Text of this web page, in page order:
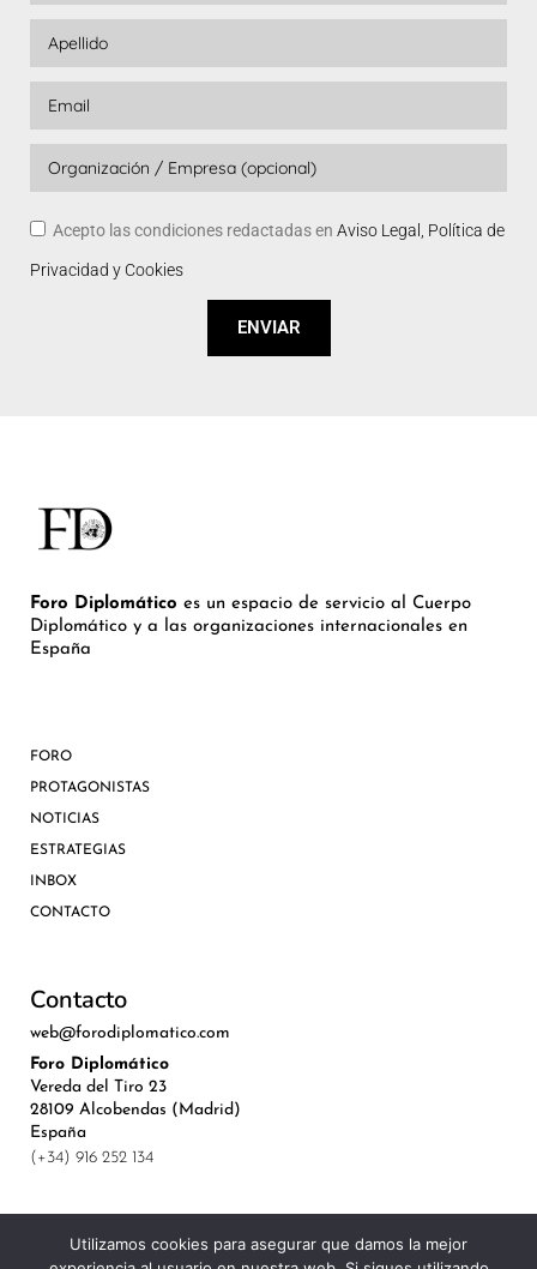
Acepto las condiciones redactadas en Aviso Legal, Política de
Privacidad y Cookies
ENVIAR
Foro Diplomático es un espacio de servicio al Cuerpo
Diplomático y a las organizaciones internacionales en
España
FORO
PROTAGONISTAS
NOTICIAS
ESTRATEGIAS
INBOX
CONTACTO
Contacto
web@forodiplomatico.com
Foro Diplomático
Vereda del Tiro 23
28109 Alcobendas (Madrid)
España
(+34) 916 252 134
Utilizamos cookies para asegurar que damos la mejor